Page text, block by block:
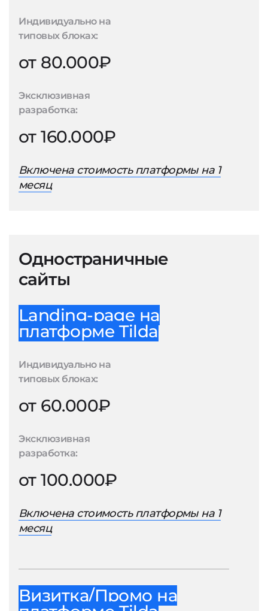
Индивидуально на
типовых блоках:
от 80.000₽
Эксклюзивная
разработка:
от 160.000₽
Включена стоимость платформы на 1
месяц
Одностраничные
сайты
Landing-page на
платформе Tilda
Индивидуально на
типовых блоках:
от 60.000₽
Эксклюзивная
разработка:
от 100.000₽
Включена стоимость платформы на 1
месяц
Визитка/Промо на